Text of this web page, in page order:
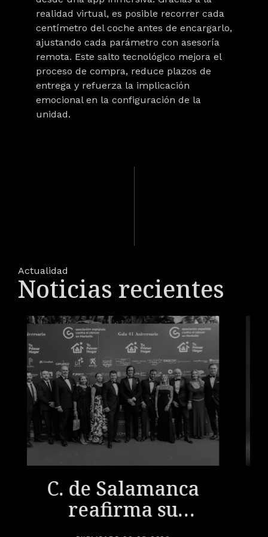
realidad virtual, es posible recorrer cada
centímetro del coche antes de encargarlo,
ajustando cada parámetro con asesoría
remota. Este salto tecnológico mejora el
proceso de compra, reduce plazos de
entrega y refuerza la implicación
emocional en la configuración de la
unidad.
Actualidad
Noticias recientes
C. de Salamanca
reafirma su
compromiso